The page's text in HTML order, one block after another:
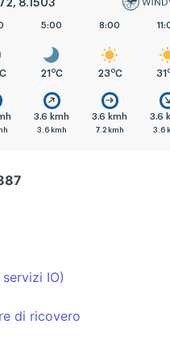
8.1503
5:00
21 oC
3.6 kmh
3.6 kmh
8:00
23 oC
3.6 kmh
7.2 kmh
31
3.6
3.6
IO)
di ricovero